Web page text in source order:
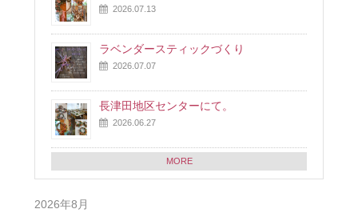
2026.07.13
ラベンダースティックづくり
2026.07.07
長津田地区センターにて。
2026.06.27
MORE
2026年8月